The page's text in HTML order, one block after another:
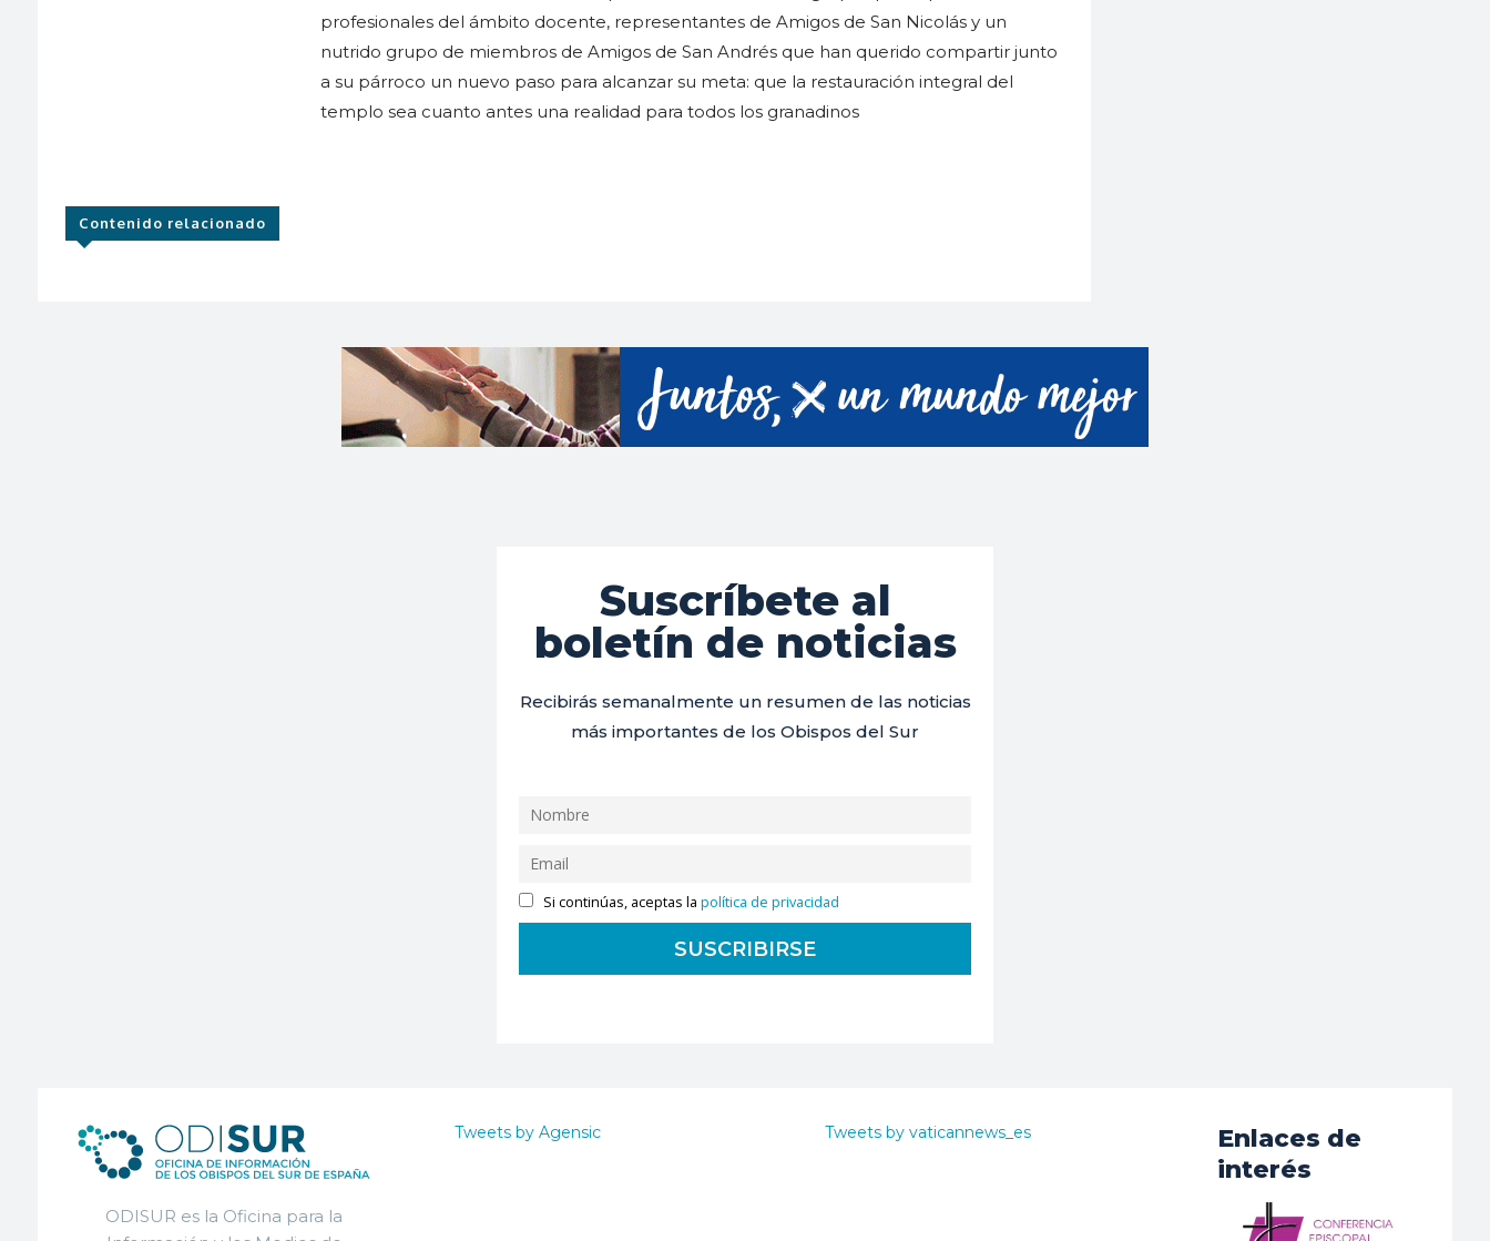
profesionales del ámbito docente, representantes de Amigos de San Nicolás y un
nutrido grupo de miembros de Amigos de San Andrés que han querido compartir junto
a su párroco un nuevo paso para alcanzar su meta: que la restauración integral del
templo sea cuanto antes una realidad para todos los granadinos
Contenido relacionado
Suscríbete al
boletín de noticias
Recibirás semanalmente un resumen de las noticias
más importantes de los Obispos del Sur
Si continúas, aceptas lapolítica de privacidad
ODISUR es la Oficina para la
Tweets by Agensic Tweets by vaticannews_es
Enlaces de
interés